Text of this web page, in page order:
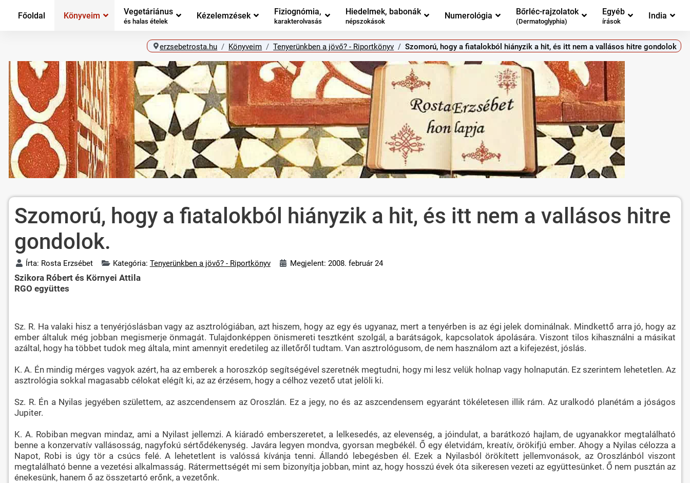
Főoldal Könyveim Vegetáriánus
és halas ételek
Kézelemzések Fiziognómia,
karakterolvasás
Hiedelmek, babonák
népszokások
Numerológia Bőrléc-rajzolatok
(Dermatoglyphia)
Egyéb
írások
India
erzsebetrosta.hu Könyveim Tenyerünkben a jövő? - Riportkönyv Szomorú, hogy a fiatalokból hiányzik a hit, és itt nem a vallásos hitre gondolok
Szomorú, hogy a fiatalokból hiányzik a hit, és itt nem a vallásos hitre
gondolok.
Írta: Rosta Erzsébet Kategória: Tenyerünkben a jövő? - Riportkönyv Megjelent: 2008. február 24
Szikora Róbert és Környei Attila
RGO együttes
Sz. R. Ha valaki hisz a tenyérjóslásban vagy az asztrológiában, azt hiszem, hogy az egy és ugyanaz, mert a tenyérben is az égi jelek dominálnak. Mindkettő arra jó, hogy az
ember általuk még jobban megismerje önmagát. Tulajdonképpen önismereti tesztként szolgál, a barátságok, kapcsolatok ápolására. Viszont tilos kihasználni a másikat
azáltal, hogy ha többet tudok meg általa, mint amennyit eredetileg az illetőről tudtam. Van asztrológusom, de nem használom azt a kifejezést, jóslás.
K. A. Én mindig mérges vagyok azért, ha az emberek a horoszkóp segítségével szeretnék megtudni, hogy mi lesz velük holnap vagy holnapután. Ez szerintem lehetetlen. Az
asztrológia sokkal magasabb célokat elégít ki, az az érzésem, hogy a célhoz vezető utat jelöli ki.
Sz. R. Én a Nyilas jegyében születtem, az aszcendensem az Oroszlán. Ez a jegy, no és az aszcendensem egyaránt tökéletesen illik rám. Az uralkodó planétám a jóságos
Jupiter.
K. A. Robiban megvan mindaz, ami a Nyilast jellemzi. A kiáradó emberszeretet, a lelkesedés, az elevenség, a jóindulat, a barátkozó hajlam, de ugyanakkor megtalálható
benne a konzervatív vallásosság, nagyfokú sértődékenység. Javára legyen mondva, gyorsan megbékél. Ő egy életvidám, kreatív, örökifjú ember. Ahogy a Nyilas célozza a
Napot, Robi is úgy tör a csúcs felé. A lehetetlent is valóssá kívánja tenni. Állandó lebegésben él. Ezek a Nyilasból örökített jellemvonások, az Oroszlánból viszont
megtalálható benne a vezetési alkalmasság. Rátermettségét mi sem bizonyítja jobban, mint az, hogy hosszú évek óta sikeresen vezeti az együttesünket. Ő nem pusztán az
énekesünk, hanem ő az összetartó erőnk, a vezetőnk.